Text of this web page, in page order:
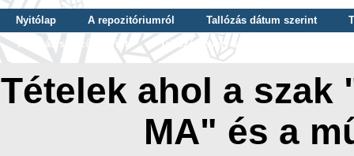
Nyitólap A repozitóriumról Tallózás dátum szerint
Tallózás szerző szerint
Tallózás nyelv szerint
Tételek ahol a szak
MA" és a